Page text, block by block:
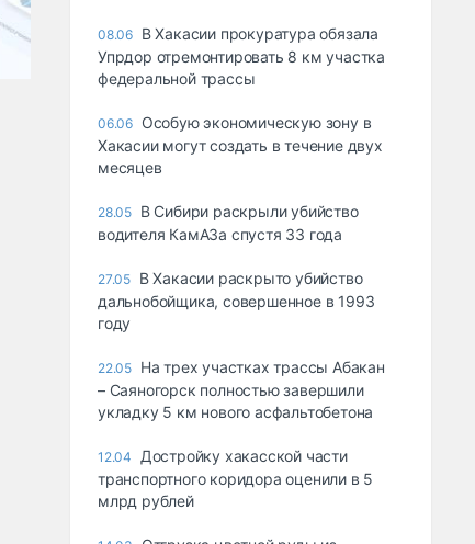
08.06 В Хакасии прокуратура обязала
Упрдор отремонтировать 8 км участка
федеральной трассы
06.06 Особую экономическую зону в
Хакасии могут создать в течение двух
месяцев
28.05 В Сибири раскрыли убийство
водителя КамАЗа спустя 33 года
27.05 В Хакасии раскрыто убийство
дальнобойщика, совершенное в 1993
году
22.05 На трех участках трассы Абакан
– Саяногорск полностью завершили
укладку 5 км нового асфальтобетона
12.04
Достройку хакасской части
транспортного коридора оценили в 5
млрд рублей